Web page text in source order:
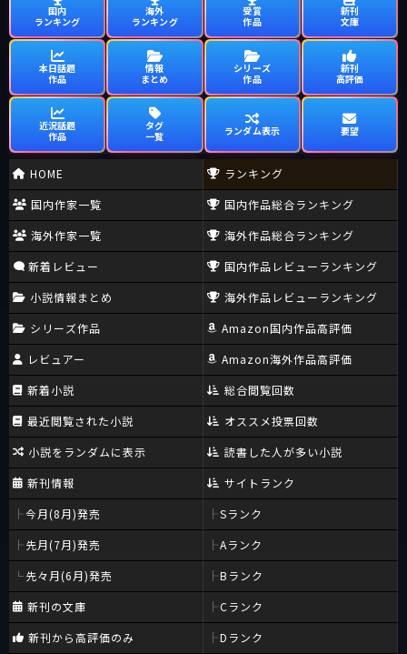
国内
ランキング
海外
ランキング
受賞
作品
新刊
文庫
本日話題
作品
情報
まとめ
シリーズ
作品
新刊
高評価
近況話題
作品
タグ
一覧
ランダム表示 要望
HOME
国内作家一覧
海外作家一覧
新着レビュー
小説情報まとめ
シリーズ作品
レビュアー
新着小説
最近閲覧された小説
小説をランダムに表示
新刊情報
今月(8月)発売
先月(7月)発売
先々月(6月)発売
新刊の文庫
新刊から高評価のみ
ランキング
国内作品総合ランキング
海外作品総合ランキング
国内作品レビューランキング
海外作品レビューランキング
Amazon国内作品高評価
Amazon海外作品高評価
総合閲覧回数
オススメ投票回数
読書した人が多い小説
サイトランク
Sランク
Aランク
Bランク
Cランク
Dランク